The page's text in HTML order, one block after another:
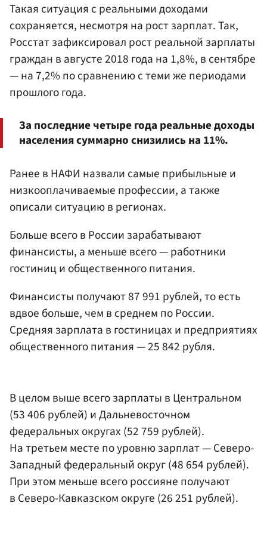
Такая ситуация с реальными доходами
сохраняется, несмотря на рост зарплат. Так,
Росстат зафиксировал рост реальной зарплаты
граждан в августе 2018 года на 1,8%, в сентябре
— на 7,2% по сравнению с теми же периодами
прошлого года.
За последние четыре года реальные доходы
населения суммарно снизились на 11%.
Ранее в НАФИ назвали самые прибыльные и
низкооплачиваемые профессии, а также
описали ситуацию в регионах.
Больше всего в России зарабатывают
финансисты, а меньше всего — работники
гостиниц и общественного питания.
Финансисты получают 87 991 рублей, то есть
вдвое больше, чем в среднем по России.
Средняя зарплата в гостиницах и предприятиях
общественного питания — 25 842 рубля.
В целом выше всего зарплаты в Центральном
(53 406 рублей) и Дальневосточном
федеральных округах (52 759 рублей).
На третьем месте по уровню зарплат — Северо-
Западный федеральный округ (48 654 рублей).
При этом меньше всего россияне получают
в Северо-Кавказском округе (26 251 рублей).